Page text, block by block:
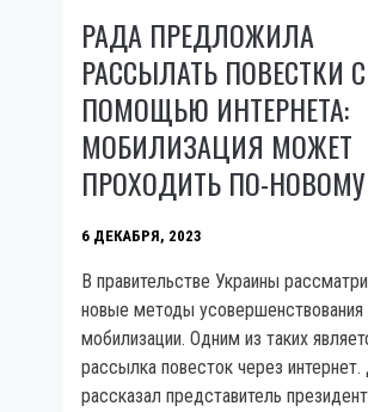
РАДА ПРЕДЛОЖИЛА
РАССЫЛАТЬ ПОВЕСТКИ С
ПОМОЩЬЮ ИНТЕРНЕТА:
МОБИЛИЗАЦИЯ МОЖЕТ
ПРОХОДИТЬ ПО-НОВОМУ
6 ДЕКАБРЯ, 2023
В правительстве Украины
новые методы усовершенствования
мобилизации. Одним из таких
рассылка повесток через интернет.
рассказал представитель